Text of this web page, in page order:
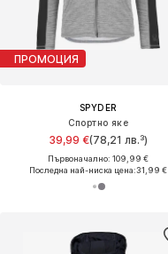
ПРОМОЦИЯ
SPYDER
Спортно яке
39,99 €(78,21 лв.³)
Първоначално: 109,99 €
Последна най-ниска цена:31,99 €